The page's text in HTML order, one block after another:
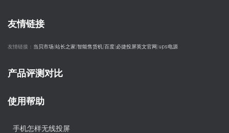
友情链接
友情链接： 当贝市场 站长之家 智能售货机 百度 必捷投屏英文官网 ups电源
产品评测对比
使用帮助
手机怎样无线投屏